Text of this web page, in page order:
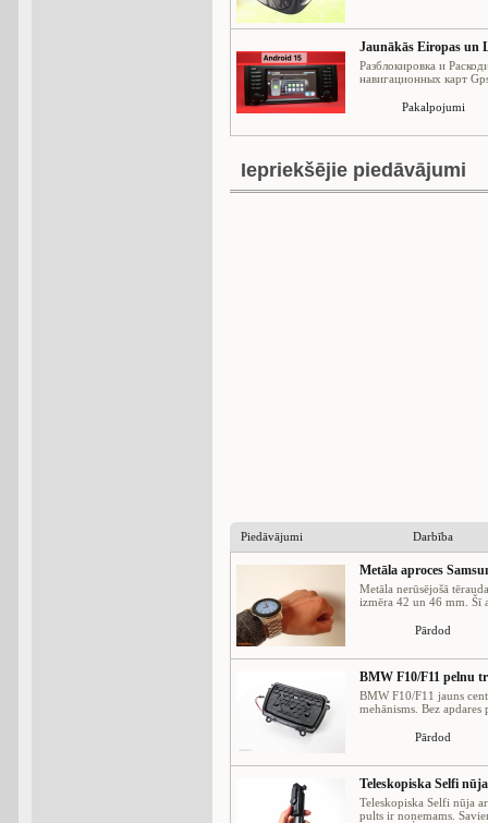
Jaunākās Eiropas un
Разблокировка и
навигационных карт
Pakalpojumi
Iepriekšējie piedāvājumi
Piedāvājumi Darbība
Metāla aproces
Metāla nerūsējošā
izmēra 42 un 46 mm. Šī
Pārdod
BMW F10/F11 pelnu
BMW F10/F11 jauns
mehānisms. Bez
Pārdod
Teleskopiska Selfi
Teleskopiska Selfi nūja
pults ir noņemams.